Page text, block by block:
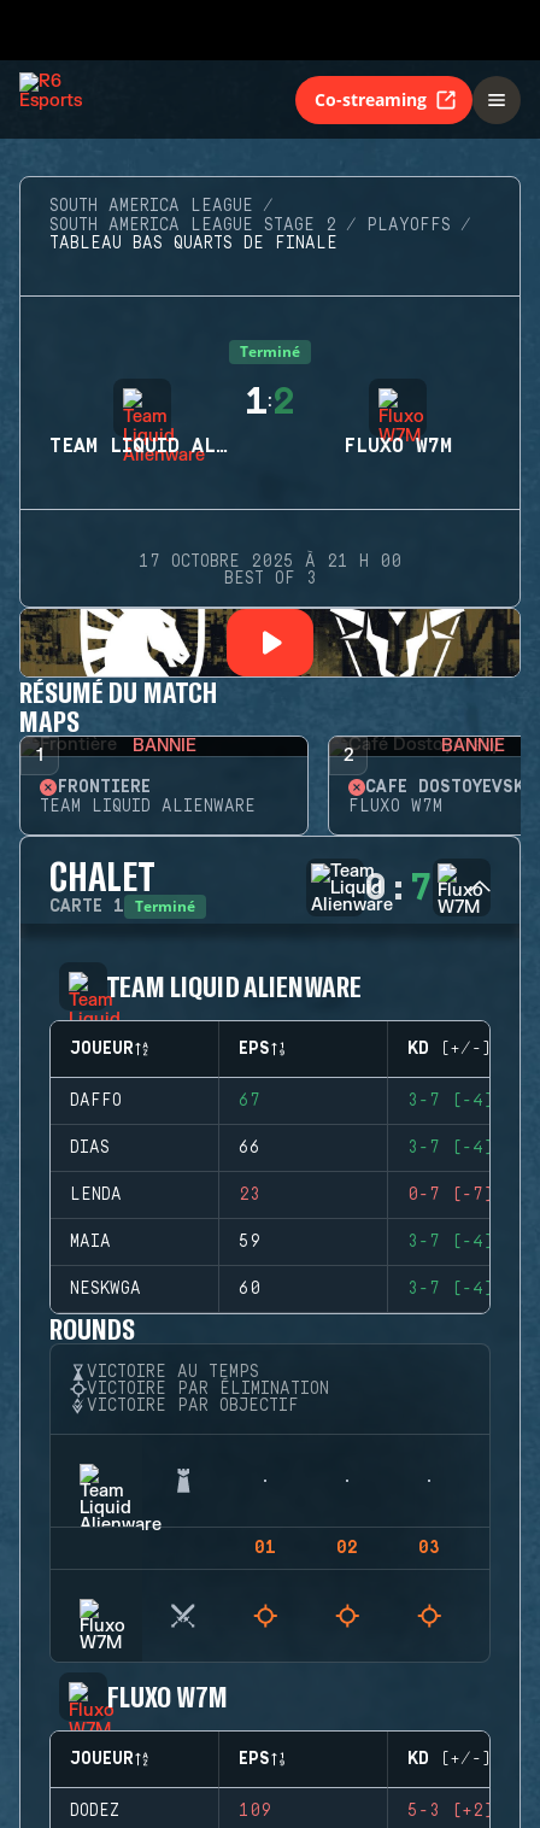
Co-streaming
SOUTH AMERICA LEAGUE
SOUTH AMERICA LEAGUE STAGE 2
PLAYOFFS
TABLEAU BAS QUARTS DE FINALE
Terminé
TEAM LIQUID ALIENWARE
1:2
FLUXO W7M
17 OCTOBRE 2025 À 21 H 00
BEST OF 3
RÉSUMÉ DU MATCH
MAPS
1 BANNIE
FRONTIÈRE
TEAM LIQUID ALIENWARE
2 BANNIE
CAFÉ DOSTOYEVSKY
FLUXO W7M
CHALET
CARTE 1 Terminé 0 : 7
TEAM LIQUID ALIENWARE
JOUEUR EPS KD (+/-)
DAFFO 67 3-7 (-4)
DIAS 66 3-7 (-4)
LENDA 23 0-7 (-7)
MAIA 59 3-7 (-4)
NESKWGA 60 3-7 (-4)
ROUNDS
VICTOIRE AU TEMPS
VICTOIRE PAR ÉLIMINATION
VICTOIRE PAR OBJECTIF
01 02 03
FLUXO W7M
JOUEUR EPS KD (+/-)
DODEZ 109 5-3 (+2)